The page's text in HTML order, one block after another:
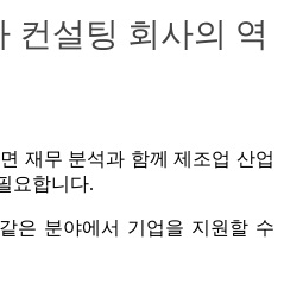
컨설팅 회사의 역
재무 분석과 함께 제조업 산업
요합니다.
은 분야에서 기업을 지원할 수